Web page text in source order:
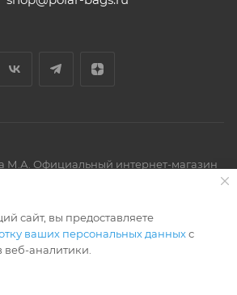
М.А. Официальный интернет-магазин
сайт, вы предоставляете
ваших персональных данныхс
аналитики.